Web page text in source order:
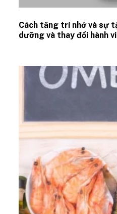
Cách tăng trí nhớ và sự
dưỡng và thay đổi hành vi